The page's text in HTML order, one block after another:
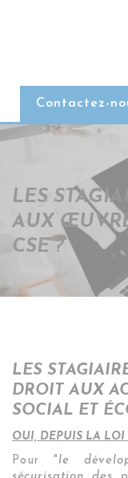
Contactez-
LES
AUX
CSE ?
LES
DROIT AUX
SOCIAL ET
OUI, DEPUIS LA LOI
Pour " le